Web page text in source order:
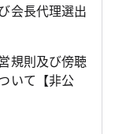
会長代理選出
規則及び傍聴
いて【非公